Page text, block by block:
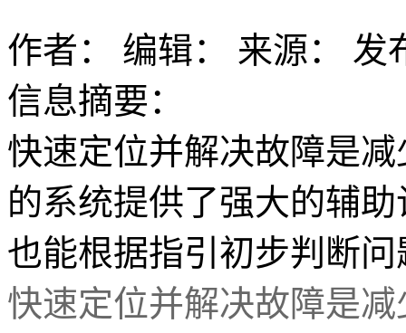
作者： 编辑： 来源： 发
信息摘要：
快速定位并解决故障是
的系统提供了强大的辅
也能根据指引初步判断
快速定位并解决故障是